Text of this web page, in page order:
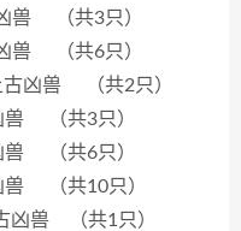
兽 （共3只）
兽 （共6只）
凶兽 （共2只）
（共3只）
（共6只）
（共10只）
凶兽 （共1只）